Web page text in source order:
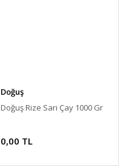
Doğuş
Doğuş Rize Sarı Çay 1000 Gr
0,00 TL